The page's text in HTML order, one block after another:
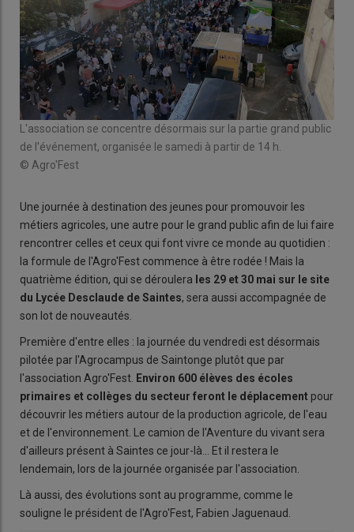
L'association se concentre désormais sur la partie grand public
de l'événement, organisée le samedi à partir de 14 h.
© Agro'Fest
Une journée à destination des jeunes pour promouvoir les
métiers agricoles, une autre pour le grand public afin de lui faire
rencontrer celles et ceux qui font vivre ce monde au quotidien :
la formule de l'Agro'Fest commence à être rodée ! Mais la
quatrième édition, qui se déroulera les 29 et 30 mai sur le site
du Lycée Desclaude de Saintes, sera aussi accompagnée de
son lot de nouveautés.
Première d'entre elles : la journée du vendredi est désormais
pilotée par l'Agrocampus de Saintonge plutôt que par
l'association Agro'Fest. Environ 600 élèves des écoles
primaires et collèges du secteur feront le déplacement pour
découvrir les métiers autour de la production agricole, de l'eau
et de l'environnement. Le camion de l'Aventure du vivant sera
d'ailleurs présent à Saintes ce jour-là... Et il restera le
lendemain, lors de la journée organisée par l'association.
Là aussi, des évolutions sont au programme, comme le
souligne le président de l'Agro'Fest, Fabien Jaguenaud.